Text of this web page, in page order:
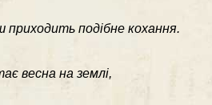
приходить подібне кохання.
весна на землі,